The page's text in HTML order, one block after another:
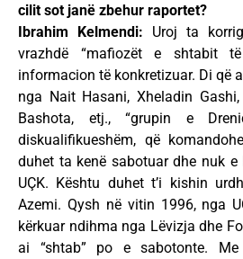
cilit sot janë zbehur raportet?
Ibrahim Kelmendi: Uroj ta
vrazhdë “mafiozët e shtabit
informacion të konkretizuar. Di që
nga Nait Hasani, Xheladin
Bashota, etj., “grupin e
diskualifikueshëm, që
duhet ta kenë sabotuar dhe nuk
UÇK. Kështu duhet t’i kishin
Azemi. Qysh në vitin 1996, nga
kërkuar ndihma nga Lëvizja dhe
ai “shtab” po e sabotonte.